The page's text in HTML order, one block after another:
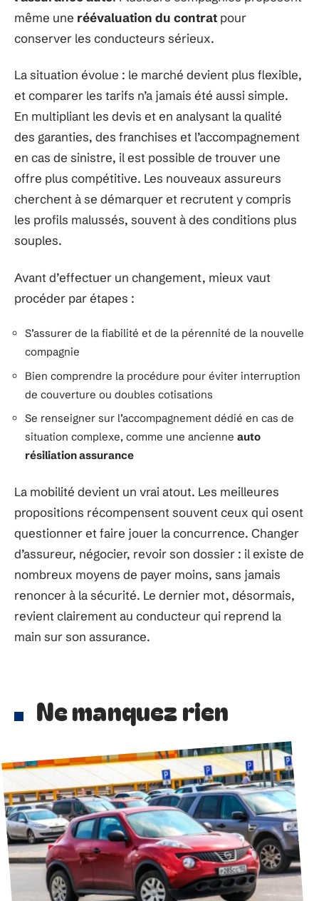
même une réévaluation du contrat pour
conserver les conducteurs sérieux.
La situation évolue : le marché devient plus flexible,
et comparer les tarifs n’a jamais été aussi simple.
En multipliant les devis et en analysant la qualité
des garanties, des franchises et l’accompagnement
en cas de sinistre, il est possible de trouver une
offre plus compétitive. Les nouveaux assureurs
cherchent à se démarquer et recrutent y compris
les profils malussés, souvent à des conditions plus
souples.
Avant d’effectuer un changement, mieux vaut
procéder par étapes :
S’assurer de la fiabilité et de la pérennité de la nouvelle
compagnie
Bien comprendre la procédure pour éviter interruption
de couverture ou doubles cotisations
Se renseigner sur l’accompagnement dédié en cas de
situation complexe, comme une ancienne auto
résiliation assurance
La mobilité devient un vrai atout. Les meilleures
propositions récompensent souvent ceux qui osent
questionner et faire jouer la concurrence. Changer
d’assureur, négocier, revoir son dossier : il existe de
nombreux moyens de payer moins, sans jamais
renoncer à la sécurité. Le dernier mot, désormais,
revient clairement au conducteur qui reprend la
main sur son assurance.
Ne manquez rien